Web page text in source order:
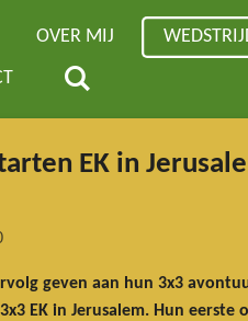
OVER MIJ
EK in
geven aan hun 3x3
EK in Jerusalem. Hun